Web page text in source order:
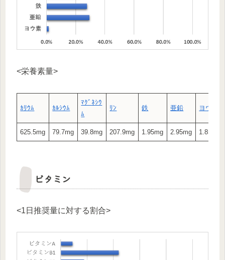
<栄養素量>
ｶﾘｳﾑ ｶﾙｼｳﾑ
ﾏｸﾞﾈｼｳ
ﾑ
ﾘﾝ 鉄 亜鉛 ヨウ素
625.5mg 79.7mg 39.8mg 207.9mg 1.95mg 2.95mg 1.85μg
ビタミン
<1日推奨量に対する割合>